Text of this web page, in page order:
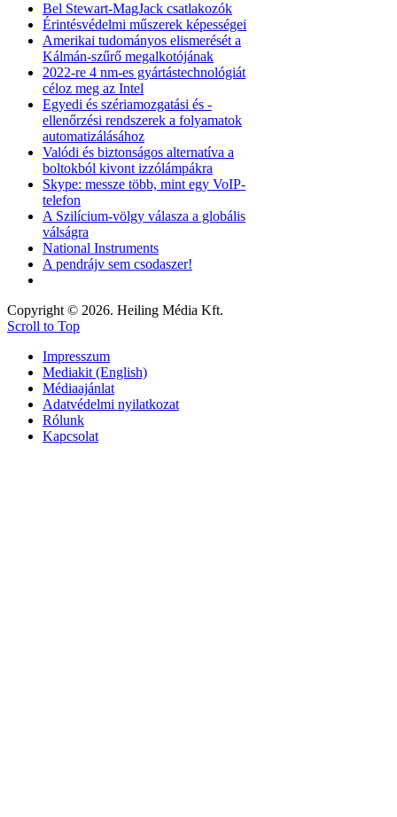
Bel Stewart-MagJack csatlakozók
Érintésvédelmi műszerek képességei
Amerikai tudományos elismerését a
Kálmán-szűrő megalkotójának
2022-re 4 nm-es gyártástechnológiát
céloz meg az Intel
Egyedi és szériamozgatási és -
ellenőrzési rendszerek a folyamatok
automatizálásához
Valódi és biztonságos alternatíva a
boltokból kivont izzólámpákra
Skype: messze több, mint egy VoIP-
telefon
A Szilícium-völgy válasza a globális
válságra
National Instruments
A pendrájv sem csodaszer!
Copyright © 2026. Heiling Média Kft.
Scroll to Top
Impresszum
Mediakit (English)
Médiaajánlat
Adatvédelmi nyilatkozat
Rólunk
Kapcsolat